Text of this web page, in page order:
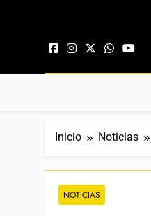
Inicio Noticias
NOTICIAS